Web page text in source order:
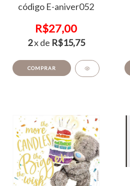
código E-aniver052
R$27,00
2x de R$15,75
COMPRAR